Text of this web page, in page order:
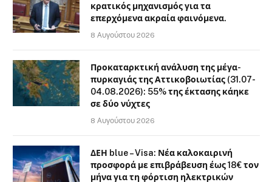
κρατικός μηχανισμός για τα
επερχόμενα ακραία φαινόμενα.
8 Αυγούστου 2026
Προκαταρκτική ανάλυση της μέγα-
πυρκαγιάς της Αττικοβοιωτίας (31.07-
04.08.2026): 55% της έκτασης κάηκε
σε δύο νύχτες
8 Αυγούστου 2026
ΔΕΗ blue – Visa: Νέα καλοκαιρινή
προσφορά με επιβράβευση έως 18€ τον
μήνα για τη φόρτιση ηλεκτρικών